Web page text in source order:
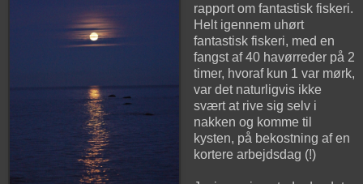
rapport om fantastisk fiskeri.
Helt igennem uhørt
fantastisk fiskeri, med en
fangst af 40 havørreder på 2
timer, hvoraf kun 1 var mørk,
var det naturligvis ikke
svært at rive sig selv i
nakken og komme til
kysten, på bekostning af en
kortere arbejdsdag (!)